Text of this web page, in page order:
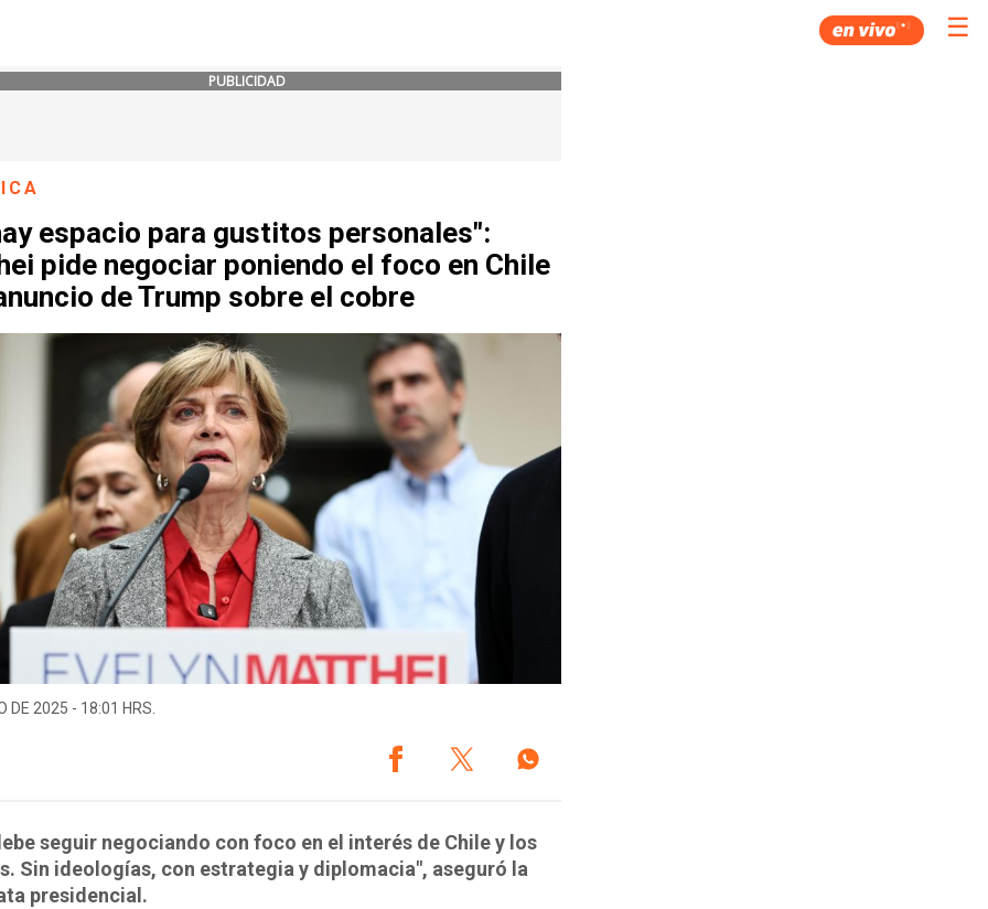
☰
PUBLICIDAD
espacio para gustitos personales":
pide negociar poniendo el foco en Chile
de Trump sobre el cobre
DE 2025 - 18:01 HRS.
seguir negociando con foco en el interés de Chile y los
Sin ideologías, con estrategia y diplomacia", aseguró la
presidencial.